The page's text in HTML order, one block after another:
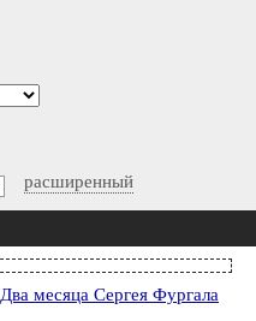
расширенный
Два месяца Сергея Фургала